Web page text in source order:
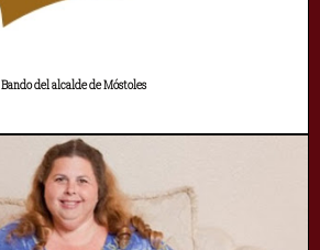
Bando del alcalde de Móstoles